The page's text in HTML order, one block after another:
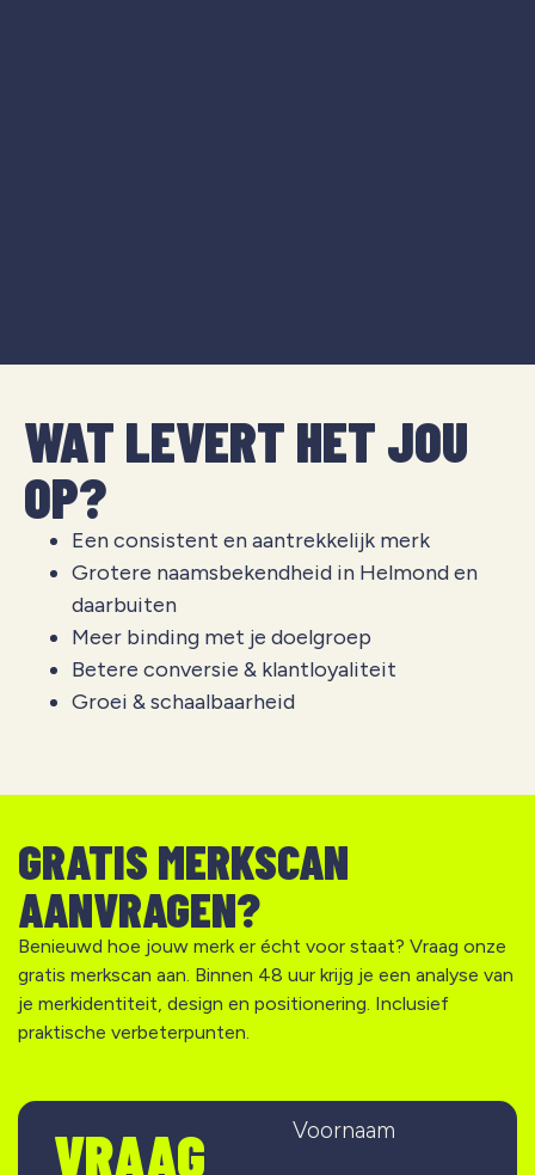
WAT LEVERT HET JOU
OP?
Een consistent en aantrekkelijk merk
Grotere naamsbekendheid in Helmond en
daarbuiten
Meer binding met je doelgroep
Betere conversie & klantloyaliteit
Groei & schaalbaarheid
GRATIS MERKSCAN
AANVRAGEN?
Benieuwd hoe jouw merk er écht voor staat? Vraag onze
gratis merkscan aan. Binnen 48 uur krijg je een analyse van
je merkidentiteit, design en positionering. Inclusief
praktische verbeterpunten.
VRAAG
Voornaam